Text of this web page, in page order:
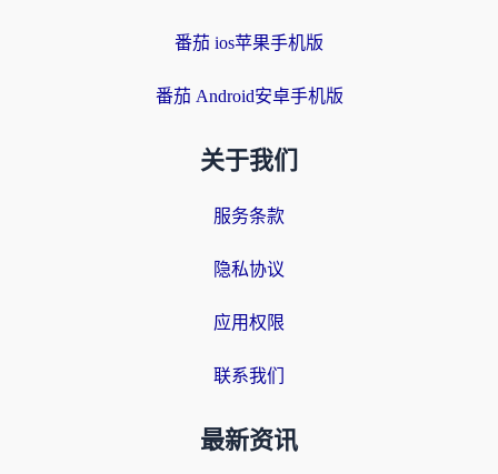
番茄 ios苹果手机版
番茄 Android安卓手机版
关于我们
服务条款
隐私协议
应用权限
联系我们
最新资讯